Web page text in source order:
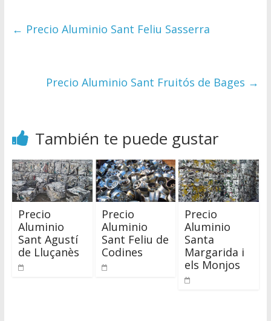
← Precio Aluminio Sant Feliu Sasserra
Precio Aluminio Sant Fruitós de Bages →
También te puede gustar
Precio
Aluminio
Sant Agustí
de Lluçanès
Precio
Aluminio
Sant Feliu de
Codines
Precio
Aluminio
Santa
Margarida i
els Monjos